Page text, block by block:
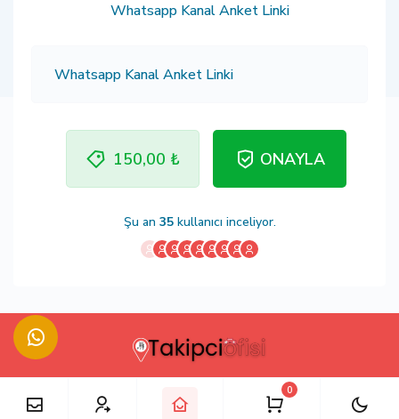
0
Whatsapp Kanal Anket Linki
150,00 ₺ ONAYLA
Şu an 35kullanıcı inceliyor.